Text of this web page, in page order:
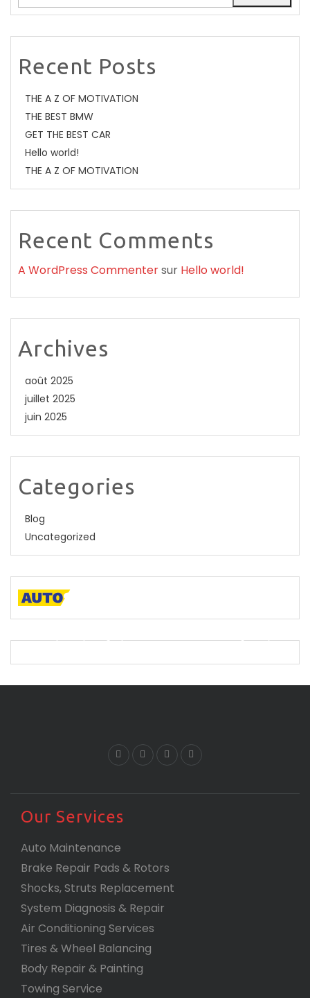
Recent Posts
THE A Z OF MOTIVATION
THE BEST BMW
GET THE BEST CAR
Hello world!
THE A Z OF MOTIVATION
Recent Comments
A WordPress Commentersur Hello world!
Archives
août 2025
juillet 2025
juin 2025
Categories
Blog
Uncategorized
Our Services
Auto Maintenance
Brake Repair Pads & Rotors
Shocks, Struts Replacement
System Diagnosis & Repair​​
Air Conditioning Services
Tires & Wheel Balancing​​
Body Repair & Painting
Towing Service